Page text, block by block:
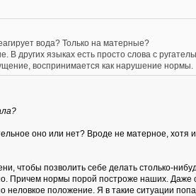
вода? Только на матерные?
В других языках есть просто слова с
воспринимается как нарушение нормы.
оно или нет? Вроде не матерное, хотя
чтобы позволить себе делать столько-
Причем нормы порой построже наших.
положение. Я в такие ситуации